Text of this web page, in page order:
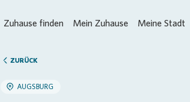
Zuhause finden Mein Zuhause Meine Stadt
ZURÜCK
AUGSBURG